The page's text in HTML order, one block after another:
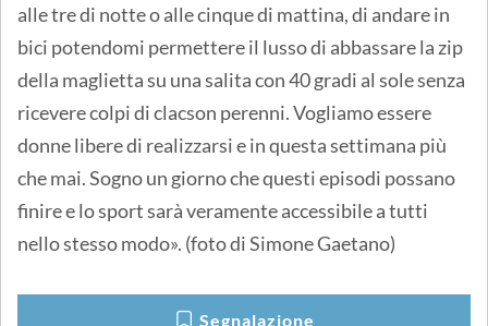
alle tre di notte o alle cinque di mattina, di andare in
bici potendomi permettere il lusso di abbassare la zip
della maglietta su una salita con 40 gradi al sole senza
ricevere colpi di clacson perenni. Vogliamo essere
donne libere di realizzarsi e in questa settimana più
che mai. Sogno un giorno che questi episodi possano
finire e lo sport sarà veramente accessibile a tutti
nello stesso modo». (foto di Simone Gaetano)
Segnalazione